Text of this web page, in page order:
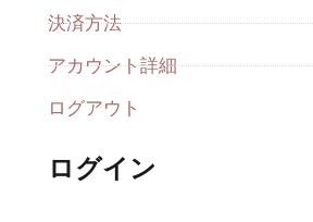
決済方法
アカウント詳細
ログアウト
ログイン